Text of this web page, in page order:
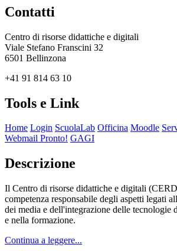
Contatti
Centro di risorse didattiche e digitali
Viale Stefano Franscini 32
6501 Bellinzona
+41 91 814 63 10
Tools e Link
Home Login ScuolaLab Officina Moodle
Webmail Pronto! GAGI
Descrizione
Il Centro di risorse didattiche e digitali
competenza responsabile degli aspetti legati
dei media e dell'integrazione delle tecnologie
e nella formazione.
Continua a leggere...